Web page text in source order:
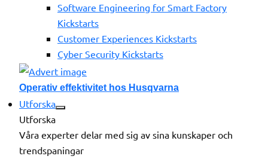
Software Engineering for Smart Factory
Kickstarts
Customer Experiences Kickstarts
Cyber Security Kickstarts
Operativ effektivitet hos Husqvarna
Utforska
Utforska
Våra experter delar med sig av sina kunskaper och
trendspaningar